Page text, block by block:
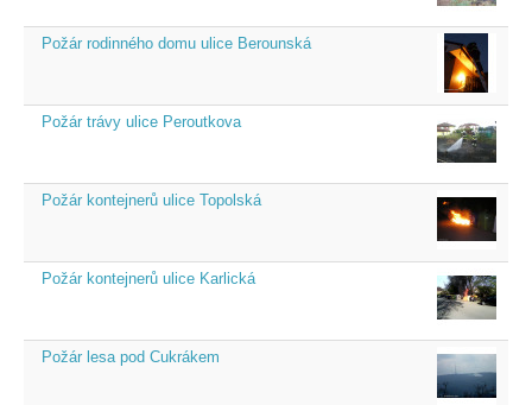
Požár rodinného domu ulice Berounská
Požár trávy ulice Peroutkova
Požár kontejnerů ulice Topolská
Požár kontejnerů ulice Karlická
Požár lesa pod Cukrákem